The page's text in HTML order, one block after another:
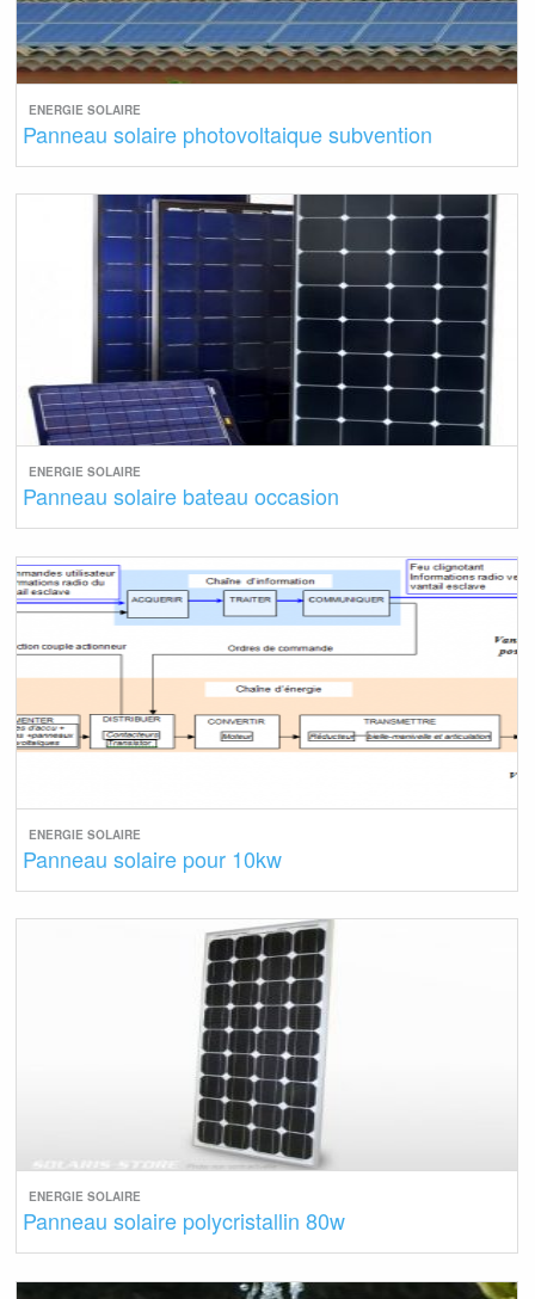
ENERGIE SOLAIRE
Panneau solaire photovoltaique subvention
ENERGIE SOLAIRE
Panneau solaire bateau occasion
ENERGIE SOLAIRE
Panneau solaire pour 10kw
ENERGIE SOLAIRE
Panneau solaire polycristallin 80w